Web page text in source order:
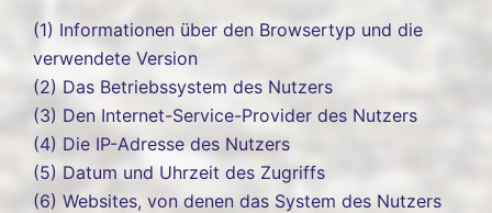
(1) Informationen über den Browsertyp und die
verwendete Version
(2) Das Betriebssystem des Nutzers
(3) Den Internet-Service-Provider des Nutzers
(4) Die IP-Adresse des Nutzers
(5) Datum und Uhrzeit des Zugriffs
(6) Websites, von denen das System des Nutzers